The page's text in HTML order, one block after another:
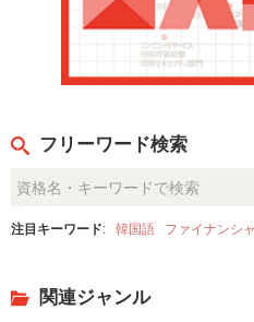
フリーワード検索
注目キーワード: 韓国語 ファイナンシ
関連ジャンル